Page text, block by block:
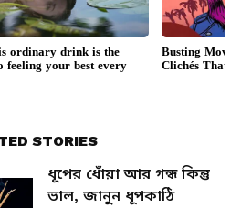
STORIES
ধূপের ধোঁয়া আর গন্ধ কিন্তু
ভাল, জানুন ধূপকাঠি